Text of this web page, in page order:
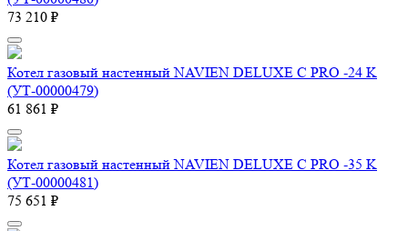
73 210 ₽
Котел газовый настенный NAVIEN DELUXE С PRO -24 K
(УТ-00000479)
61 861 ₽
Котел газовый настенный NAVIEN DELUXE С PRO -35 K
(УТ-00000481)
75 651 ₽